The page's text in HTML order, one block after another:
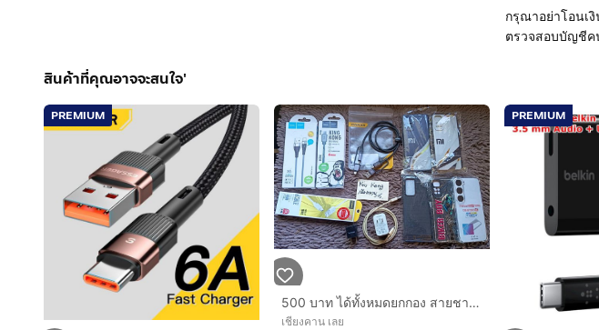
กรุณาอย่าโอนเ
ตรวจสอบบัญชีค
สินค้าที่คุณอาจจะสนใจ'
PREMIUM
500 บาท ได้ทั้งหมดยกกอง สายชาร์จของใหม่ หัวชาร์จแท้ (นัดรับเชียงคาน)
เชียงคาน เลย
PREMIUM